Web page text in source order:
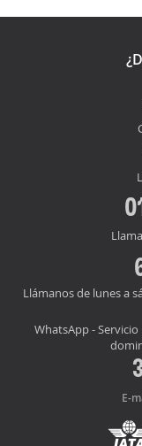
Llámanos de lunes a
WhatsApp -
E-